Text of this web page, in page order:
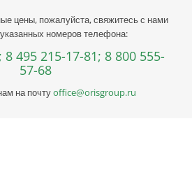
цены, пожалуйста, свяжитесь с нами
номеров телефона:
8 495 215-17-81; 8 800 555-
57-68
на почтуoffice@orisgroup.ru